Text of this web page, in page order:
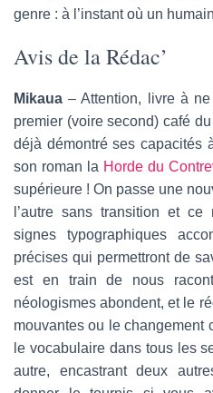
genre : à l’instant où un
Avis de la Rédac’
Mikaua – Attention, livre à
premier (voire second) café
déjà démontré ses capacités
son roman la Horde du
supérieure ! On passe une
l’autre sans transition et
signes typographiques
précises qui permettront de
est en train de nous
néologismes abondent, et le
mouvantes ou le changement
le vocabulaire dans tous les
autre, encastrant deux